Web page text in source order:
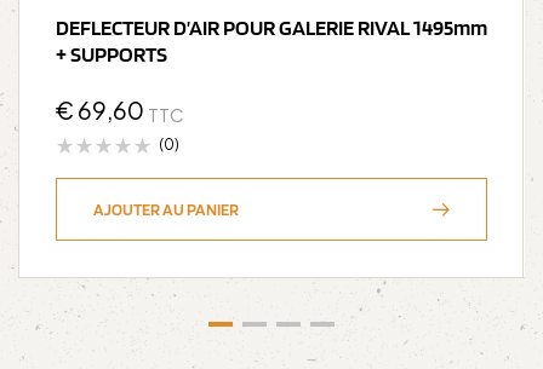
DEFLECTEUR D’AIR POUR GALERIE RIVAL 1495mm
+ SUPPORTS
€ 69,60 TTC
(0)
AJOUTER AU PANIER